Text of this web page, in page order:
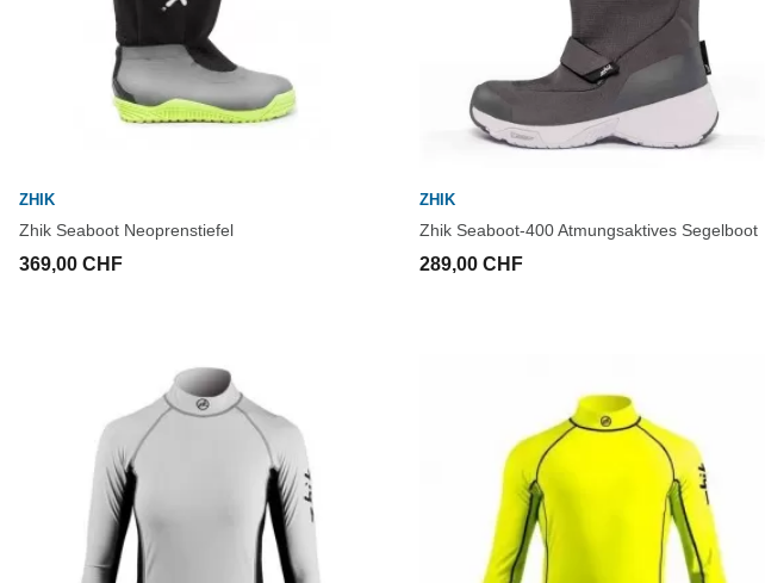
ZHIK
Zhik Seaboot Neoprenstiefel
369,00 CHF
ZHIK
Zhik Seaboot-400 Atmungsaktives Segelboot
289,00 CHF